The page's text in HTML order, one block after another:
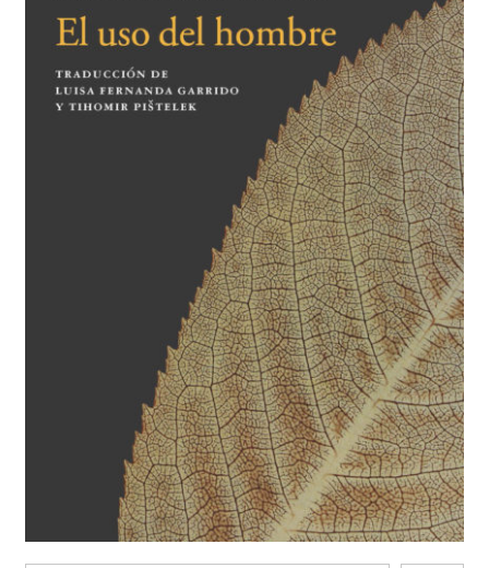
BUSCAR
LISTA DE LIBROS